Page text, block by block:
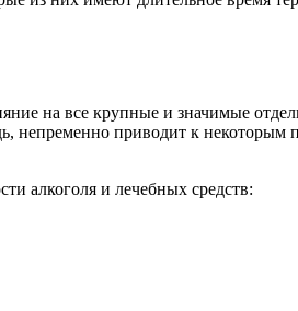
на все крупные и значимые
непременно приводит к некоторым
алкоголя и лечебных средств: